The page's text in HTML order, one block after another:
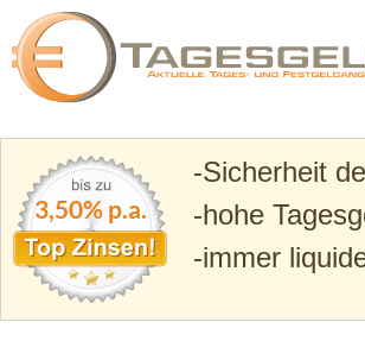
Tagesgeld.info –
3,50% p.a.
Sicherheit
hohe
immer